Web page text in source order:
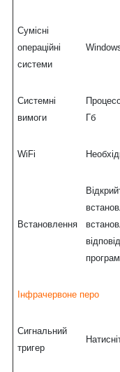
Сумісні
операційні
системи
Системні
вимоги
Гб
WiFi
Встановлення
Інфрачервоне перо
Сигнальний
тригер